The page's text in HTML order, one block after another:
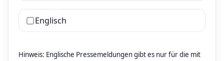
Englisch
Hinweis: Englische Pressemeldungen gibt es nur für die mit